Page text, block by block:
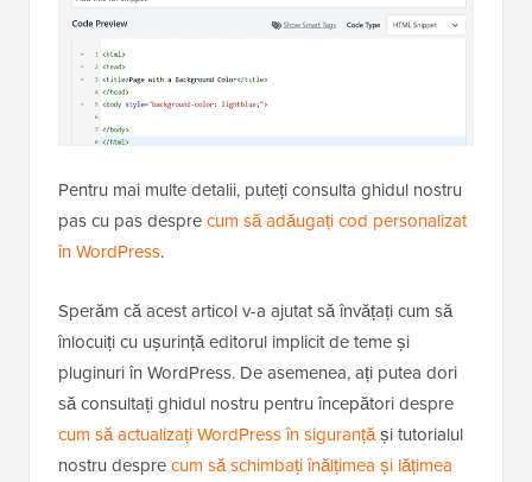
Pentru mai multe detalii, puteți consulta ghidul nostru
pas cu pas desprecum să adăugați cod personalizat
în WordPress.
Sperăm că acest articol v-a ajutat să învățați cum să
înlocuiți cu ușurință editorul implicit de teme și
pluginuri în WordPress. De asemenea, ați putea dori
să consultați ghidul nostru pentru începători despre
cum să actualizați WordPress în siguranțăși tutorialul
nostru desprecum să schimbați înălțimea și lățimea